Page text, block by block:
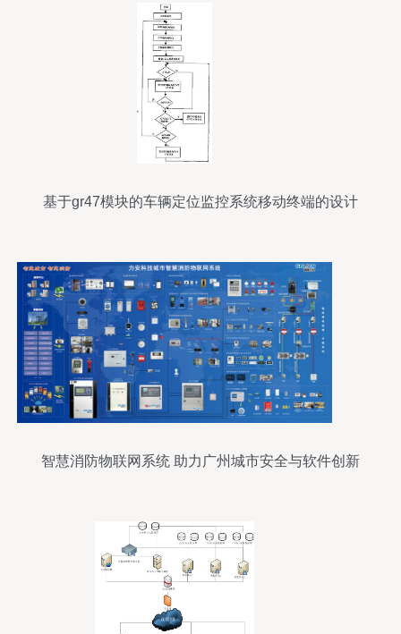
基于gr47模块的车辆定位监控系统移动终端的设计
智慧消防物联网系统 助力广州城市安全与软件创新